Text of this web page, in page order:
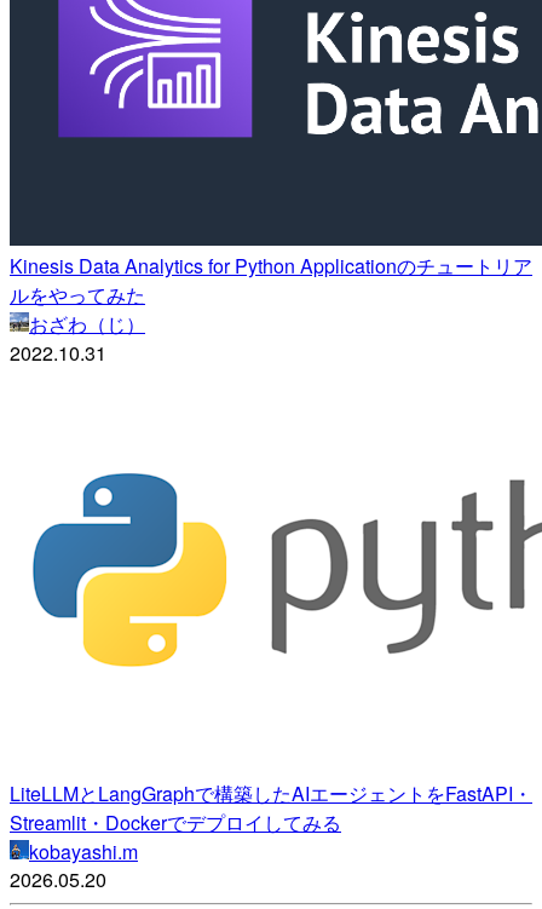
Kinesis Data Analytics for Python Applicationのチュートリア
ルをやってみた
おざわ（じ）
2022.10.31
LiteLLMとLangGraphで構築したAIエージェントをFastAPI・
Streamlit・Dockerでデプロイしてみる
kobayashi.m
2026.05.20